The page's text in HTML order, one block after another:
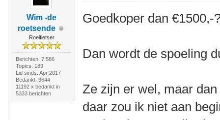
Wim -de
roetsende
Roeifietser
Berichten: 7.586
Topics: 189
Lid sinds: Apr 2017
Bedankt: 3644
11192 x bedankt in
5333 berichten
Goedkoper dan €1500,-
Dan wordt de spoeling
Ze zijn er wel, maar
daar zou ik niet aan